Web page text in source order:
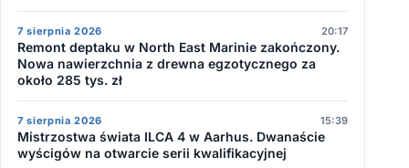
7 sierpnia 2026 20:17
Remont deptaku w North East Marinie zakończony.
Nowa nawierzchnia z drewna egzotycznego za
około 285 tys. zł
7 sierpnia 2026 15:39
Mistrzostwa świata ILCA 4 w Aarhus. Dwanaście
wyścigów na otwarcie serii kwalifikacyjnej